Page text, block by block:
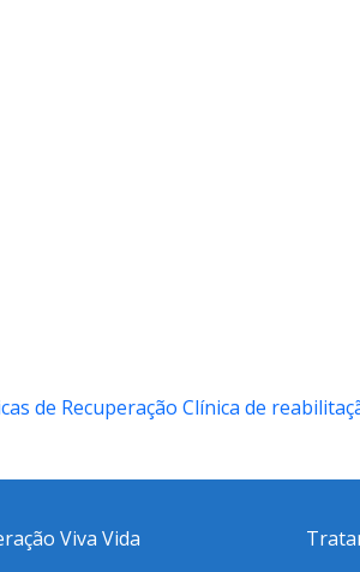
de Recuperação Clínica de
Viva Vida